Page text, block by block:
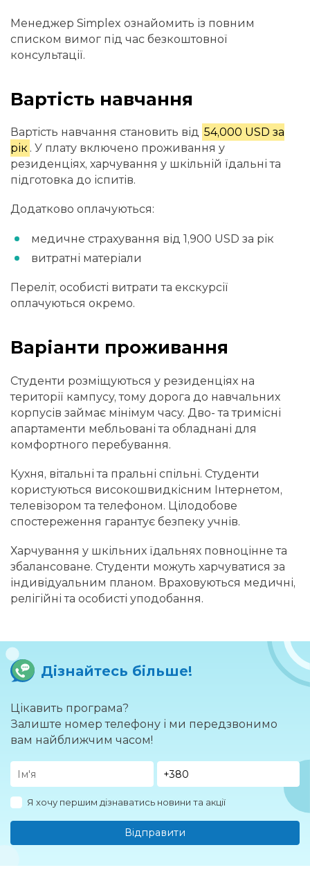
Менеджер Simplex ознайомить із повним
списком вимог під час безкоштовної
консультації.
Вартість навчання
Вартість навчання становить від 54,000 USD за
рік . У плату включено проживання у
резиденціях, харчування у шкільній їдальні та
підготовка до іспитів.
Додатково оплачуються:
медичне страхування від 1,900 USD за рік
витратні матеріали
Переліт, особисті витрати та екскурсії
оплачуються окремо.
Варіанти проживання
Студенти розміщуються у резиденціях на
території кампусу, тому дорога до навчальних
корпусів займає мінімум часу. Дво- та тримісні
апартаменти мебльовані та обладнані для
комфортного перебування.
Кухня, вітальні та пральні спільні. Студенти
користуються високошвидкісним Інтернетом,
телевізором та телефоном. Цілодобове
спостереження гарантує безпеку учнів.
Харчування у шкільних їдальнях повноцінне та
збалансоване. Студенти можуть харчуватися за
індивідуальним планом. Враховуються медичні,
релігійні та особисті уподобання.
Дізнайтесь більше!
Цікавить програма?
Залиште номер телефону і ми передзвонимо
вам найближчим часом!
Я хочу першим дізнаватись новини та акції
Відправити